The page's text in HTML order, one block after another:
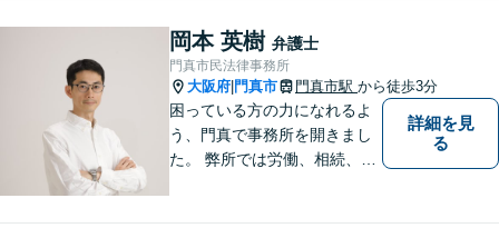
の状況に合わせて最適な解決
策をご提案し、不安やお悩み
を少しでも軽減できるよう尽
力いたします。
岡本 英樹 弁護士
門真市民法律事務所
大阪府 門真市 門真市駅 から徒歩3分
困っている方の力になれるよ
う、門真で事務所を開きまし
た。 弊所では労働、相続、離
詳細を見
る